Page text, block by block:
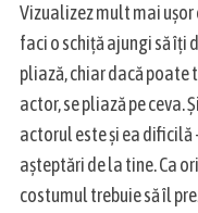
Vizualizez mult mai ușor
faci o schiță ajungi să îți
pliază, chiar dacă poate
actor, se pliază pe ceva.
actorul este și ea dificilă
așteptări de la tine. Ca
costumul trebuie să îl